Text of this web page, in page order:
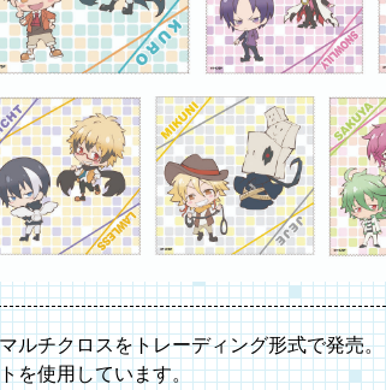
ルチクロスをトレーディング形式で発売。
を使用しています。